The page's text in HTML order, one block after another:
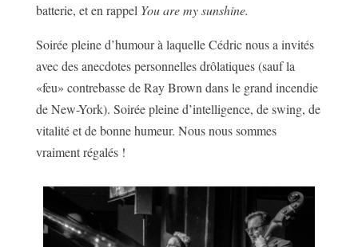
batterie, et en rappel You are my sunshine.
Soirée pleine d’humour à laquelle Cédric nous a invités
avec des anecdotes personnelles drôlatiques (sauf la
«feu» contrebasse de Ray Brown dans le grand incendie
de New-York). Soirée pleine d’intelligence, de swing, de
vitalité et de bonne humeur. Nous nous sommes
vraiment régalés !